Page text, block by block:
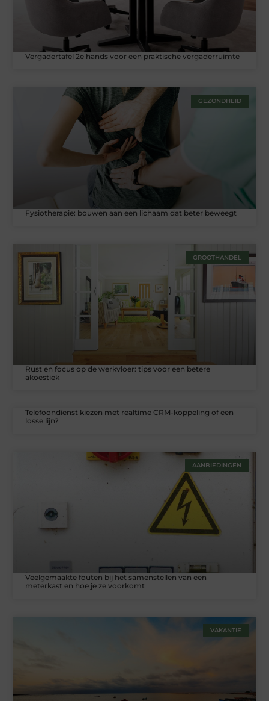
Vergadertafel 2e hands voor een praktische vergaderruimte
GEZONDHEID
Fysiotherapie: bouwen aan een lichaam dat beter beweegt
GROOTHANDEL
Rust en focus op de werkvloer: tips voor een betere
akoestiek
Telefoondienst kiezen met realtime CRM-koppeling of een
losse lijn?
AANBIEDINGEN
Veelgemaakte fouten bij het samenstellen van een
meterkast en hoe je ze voorkomt
VAKANTIE